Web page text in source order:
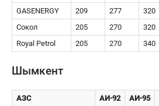
GASENERGY
209 277 320
Сокол
205 270 320
Royal Petrol
205 270 340
Шымкент
АЗС АИ-92 АИ-95